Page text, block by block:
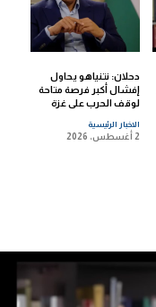
دحلان: نتنياهو يحاول
إفشال أكبر فرصة متاحة
لوقف الحرب على غزة
الاخبار الرئيسية
2 أغسطس، 2026